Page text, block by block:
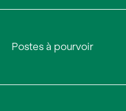
Postes à pourvoir